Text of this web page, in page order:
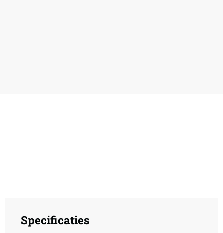
Specificaties